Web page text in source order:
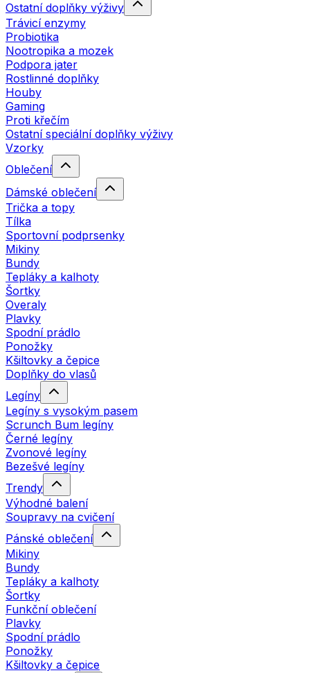
Ostatní doplňky výživy
Trávicí enzymy
Probiotika
Nootropika a mozek
Podpora jater
Rostlinné doplňky
Houby
Gaming
Proti křečím
Ostatní speciální doplňky výživy
Vzorky
Oblečení
Dámské oblečení
Trička a topy
Tílka
Sportovní podprsenky
Mikiny
Bundy
Tepláky a kalhoty
Šortky
Overaly
Plavky
Spodní prádlo
Ponožky
Kšiltovky a čepice
Doplňky do vlasů
Legíny
Legíny s vysokým pasem
Scrunch Bum legíny
Černé legíny
Zvonové legíny
Bezešvé legíny
Trendy
Výhodné balení
Soupravy na cvičení
Pánské oblečení
Mikiny
Bundy
Tepláky a kalhoty
Šortky
Funkční oblečení
Plavky
Spodní prádlo
Ponožky
Kšiltovky a čepice